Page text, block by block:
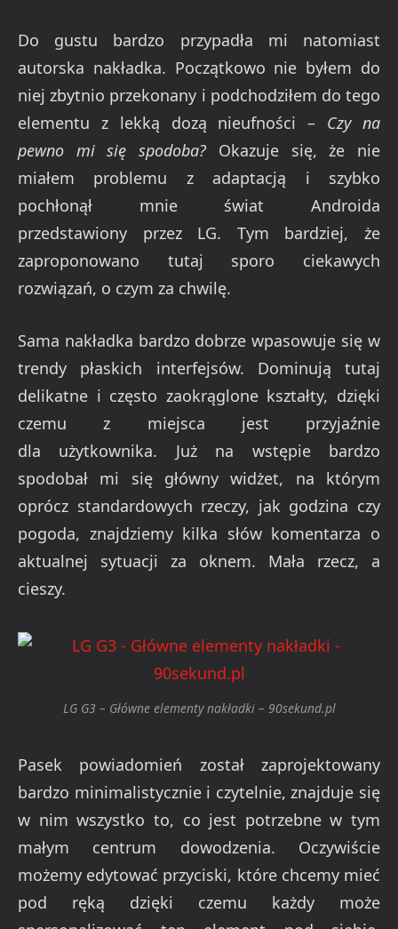
Do gustu bardzo przypadła mi natomiast
autorska nakładka. Początkowo nie byłem do
niej zbytnio przekonany i podchodziłem do tego
elementu z lekką dozą nieufności – Czy na
pewno mi się spodoba? Okazuje się, że nie
miałem problemu z adaptacją i szybko
pochłonął mnie świat Androida
przedstawiony przez LG. Tym bardziej, że
zaproponowano tutaj sporo ciekawych
rozwiązań, o czym za chwilę.
Sama nakładka bardzo dobrze wpasowuje się w
trendy płaskich interfejsów. Dominują tutaj
delikatne i często zaokrąglone kształty, dzięki
czemu z miejsca jest przyjaźnie
dla użytkownika. Już na wstępie bardzo
spodobał mi się główny widżet, na którym
oprócz standardowych rzeczy, jak godzina czy
pogoda, znajdziemy kilka słów komentarza o
aktualnej sytuacji za oknem. Mała rzecz, a
cieszy.
LG G3 – Główne elementy nakładki – 90sekund.pl
Pasek powiadomień został zaprojektowany
bardzo minimalistycznie i czytelnie, znajduje się
w nim wszystko to, co jest potrzebne w tym
małym centrum dowodzenia. Oczywiście
możemy edytować przyciski, które chcemy mieć
pod ręką dzięki czemu każdy może